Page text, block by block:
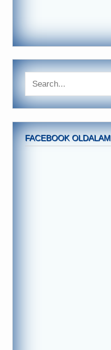
FACEBOOK OLDALAM